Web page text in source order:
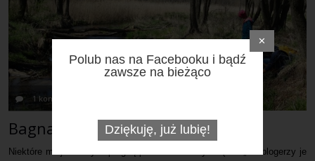
Podróże
Galeria
Przepisy
Praktycznie
1 komentarz
Bagna i lasy Błędowskie
Niektóre miejsca chyba pragną pozostać w ukryciu (a ci „źli” blogerzy je
Polub nas na Facebooku i bądź
zawsze na bieżąco
✕
Dziękuję, już lubię!